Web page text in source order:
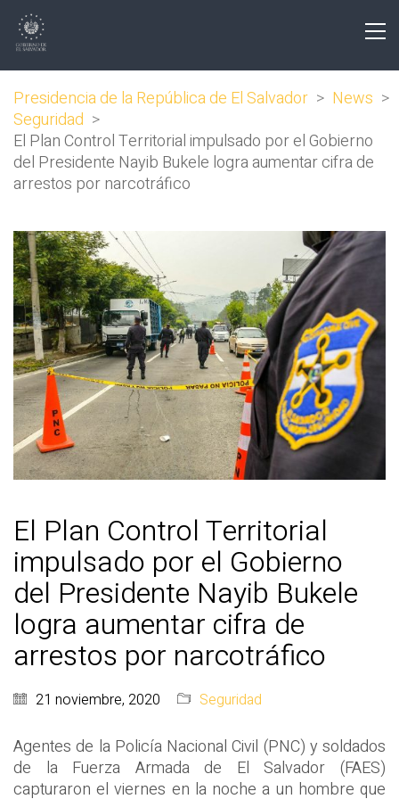
Presidencia de la República de El Salvador > News >
Seguridad >
El Plan Control Territorial impulsado por el Gobierno
del Presidente Nayib Bukele logra aumentar cifra de
arrestos por narcotráfico
El Plan Control Territorial
impulsado por el Gobierno
del Presidente Nayib Bukele
logra aumentar cifra de
arrestos por narcotráfico
21 noviembre, 2020 Seguridad
Agentes de la Policía Nacional Civil (PNC) y soldados
de la Fuerza Armada de El Salvador (FAES)
capturaron el viernes en la noche a un hombre que